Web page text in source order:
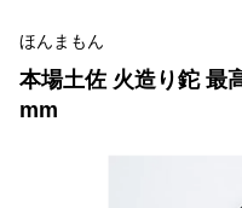
ほんまもん
本場土佐 火造り鉈 最
mm